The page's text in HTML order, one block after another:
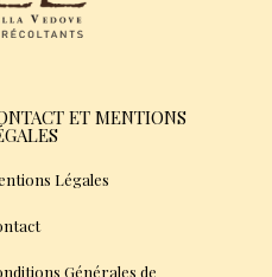
ET MENTIONS
Légales
Générales de